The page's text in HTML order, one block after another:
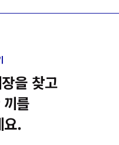
을 찾고
를
요.